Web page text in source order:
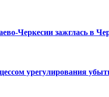
Черкесии зажглась в
урегулирования